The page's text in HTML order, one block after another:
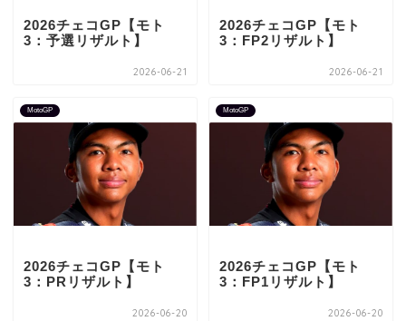
2026チェコGP【モト
3：予選リザルト】
2026-06-21
2026チェコGP【モト
3：FP2リザルト】
2026-06-21
MotoGP
2026チェコGP【モト
3：PRリザルト】
2026-06-20
MotoGP
2026チェコGP【モト
3：FP1リザルト】
2026-06-20